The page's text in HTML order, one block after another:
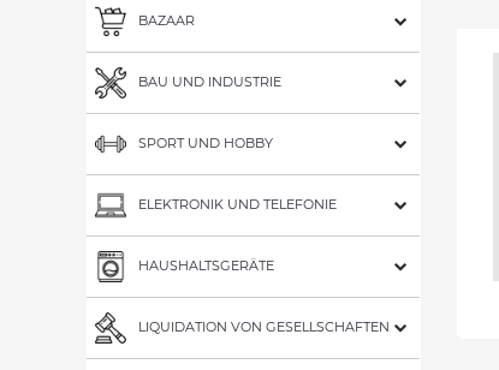
BAZAAR
BAU UND INDUSTRIE
SPORT UND HOBBY
ELEKTRONIK UND TELEFONIE
HAUSHALTSGERÄTE
LIQUIDATION VON GESELLSCHAFTEN